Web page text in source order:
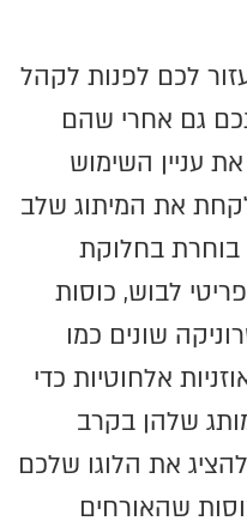
לכם לפנות לקהל
גם אחרי שהם
עניין השימוש
את המיתוג שלב
בחלוקת
לבוש, כוסות
שונים כמו
אלחוטיות כדי
שלהן בקרב
את הלוגו שלכם
שהאורחים